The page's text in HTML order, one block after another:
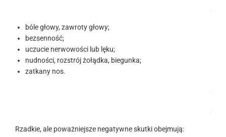
bóle głowy, zawroty głowy;
bezsenność;
uczucie nerwowości lub lęku;
nudności, rozstrój żołądka, biegunka;
zatkany nos.
.
.
Rzadkie, ale poważniejsze negatywne skutki obejmują: